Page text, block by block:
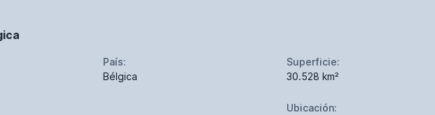
País:
Bélgica
Superficie:
30.528 km²
Ubicación: